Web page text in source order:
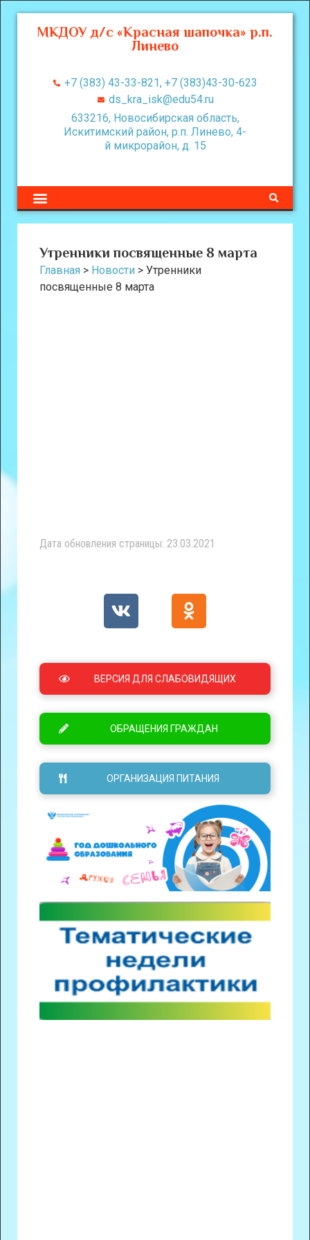
МКДОУ д/с «Красная шапочка» р.п.
Линево
+7 (383) 43-33-821, +7 (383)43-30-623
ds_kra_isk@edu54.ru
633216, Новосибирская область,
Искитимский район, р.п. Линево, 4-
й микрорайон, д. 15
Утренники посвященные 8 марта
Главная > Новости > Утренники
посвященные 8 марта
Дата обновления страницы: 23.03.2021
ВЕРСИЯ ДЛЯ СЛАБОВИДЯЩИХ
ОБРАЩЕНИЯ ГРАЖДАН
ОРГАНИЗАЦИЯ ПИТАНИЯ